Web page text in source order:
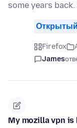
some years
Открытый
Firefox
James
My mozilla vpn